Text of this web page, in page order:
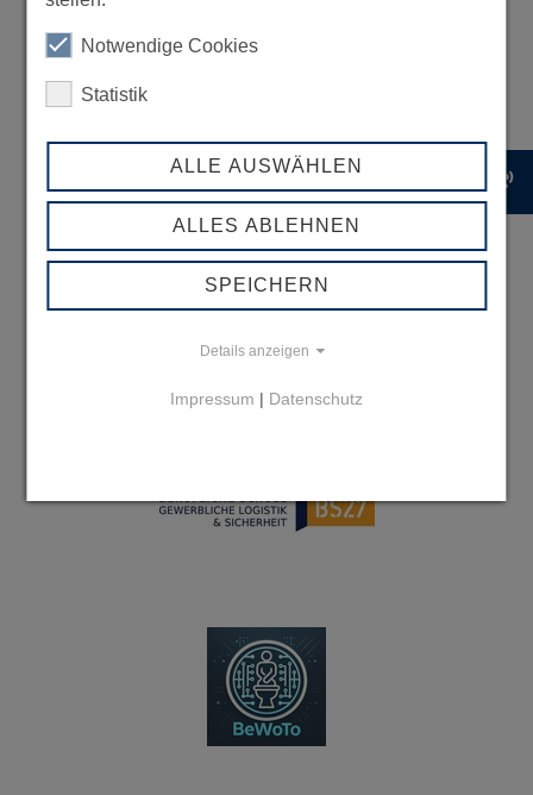
record_voice_over
Notwendige Cookies
Statistik
ALLE AUSWÄHLEN
ALLES ABLEHNEN
SPEICHERN
Details anzeigen
Impressum | Datenschutz